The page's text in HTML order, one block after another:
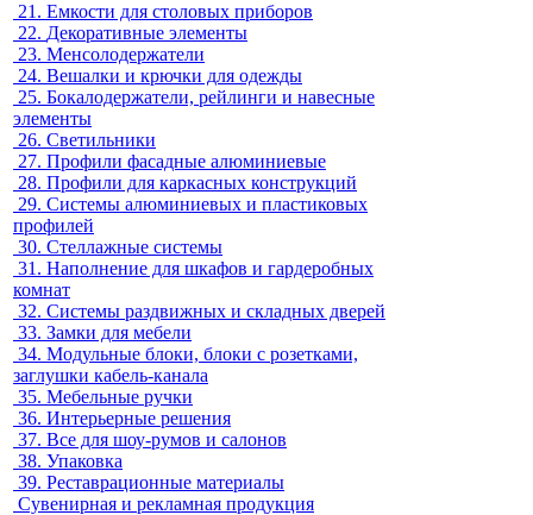
21. Емкости для столовых приборов
22. Декоративные элементы
23. Менсолодержатели
24. Вешалки и крючки для одежды
25. Бокалодержатели, рейлинги и навесные
элементы
26. Светильники
27. Профили фасадные алюминиевые
28. Профили для каркасных конструкций
29. Системы алюминиевых и пластиковых
профилей
30. Стеллажные системы
31. Наполнение для шкафов и гардеробных
комнат
32. Системы раздвижных и складных дверей
33. Замки для мебели
34. Модульные блоки, блоки с розетками,
заглушки кабель-канала
35. Мебельные ручки
36. Интерьерные решения
37. Все для шоу-румов и салонов
38. Упаковка
39. Реставрационные материалы
Сувенирная и рекламная продукция